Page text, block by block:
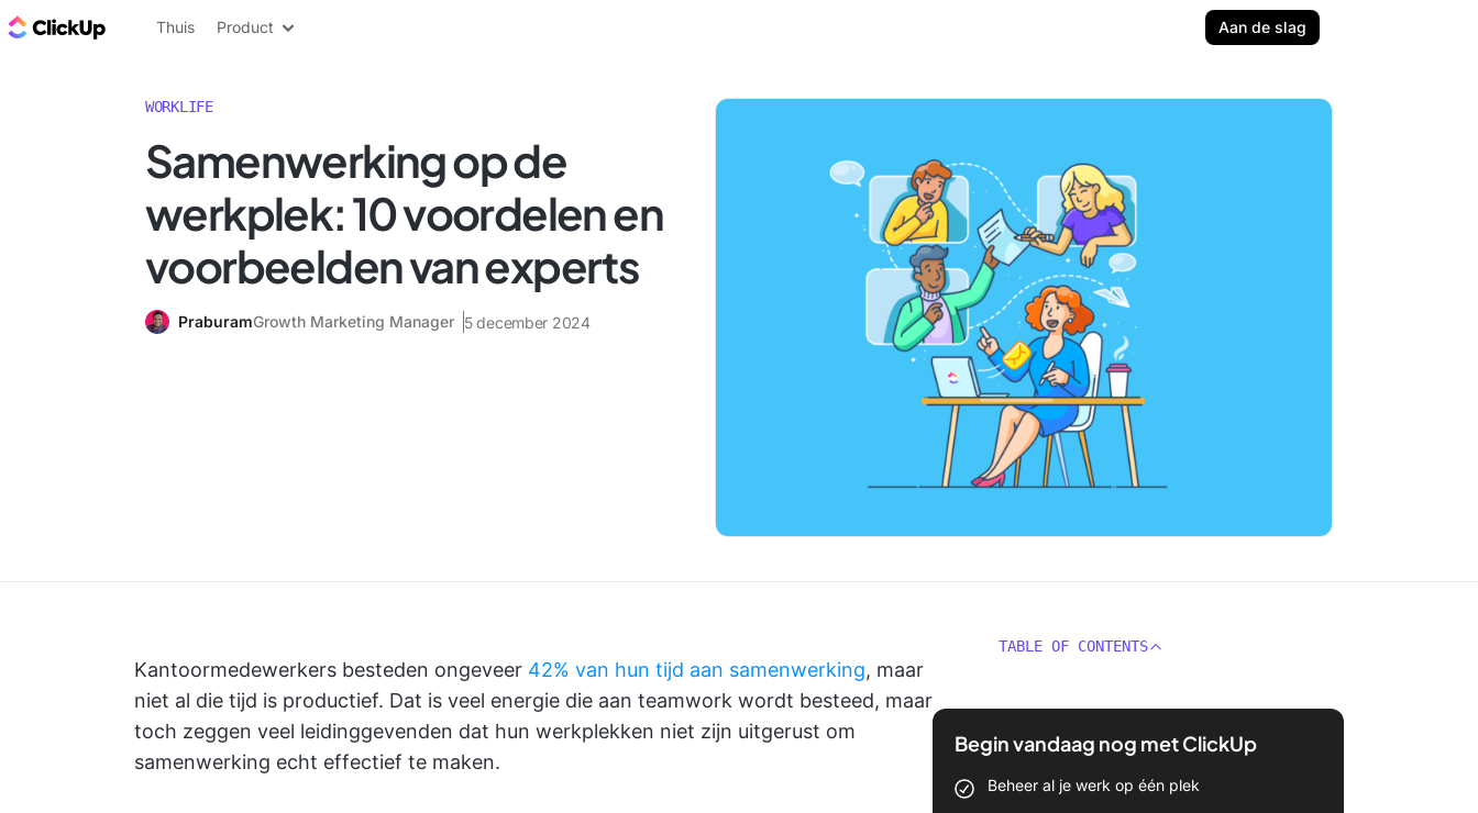
ClickUp Blog
Thuis Product Aan de slag
WORKLIFE
Samenwerking op de
werkplek: 10 voordelen en
voorbeelden van experts
PraburamGrowth Marketing Manager 5 december 2024
Kantoormedewerkers besteden ongeveer 42% van hun tijd aan samenwerking, maar
niet al die tijd is productief. Dat is veel energie die aan teamwork wordt besteed, maar
toch zeggen veel leidinggevenden dat hun werkplekken niet zijn uitgerust om
samenwerking echt effectief te maken.
TABLE OF CONTENTS
Begin vandaag nog met ClickUp
Beheer al je werk op één plek